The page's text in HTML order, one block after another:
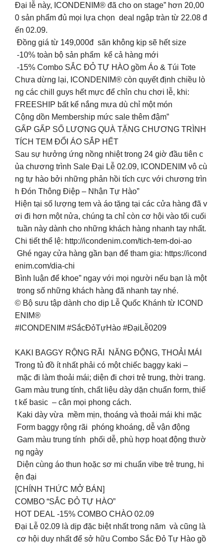
Đại lễ này, ICONDENIM® đã cho on stage” hơn 20,00
0 sản phẩm đủ mọi lựa chọn deal ngập tràn từ 22.08 đ
ến 02.09.
Đồng giá từ 149,000đ săn không kịp sẽ hết size
-10% toàn bộ sản phẩm kể cả hàng mới
-15% Combo SẮC ĐỎ TỰ HÀO gồm Áo & Túi Tote
Chưa dừng lại, ICONDENIM® còn quyết định chiều lò
ng các chill guys hết mực để chỉn chu chơi lễ, khi:
FREESHIP bất kể nắng mưa dù chỉ một món
Cộng dồn Membership mức sale thêm đậm”
GẤP GẤP SỐ LƯỢNG QUÀ TẶNG CHƯƠNG TRÌNH
TÍCH TEM ĐỔI ÁO SẮP HẾT
Sau sự hưởng ứng nồng nhiệt trong 24 giờ đầu tiên c
ủa chương trình Sale Đại Lễ 02.09, ICONDENIM vô cù
ng tự hào bởi những phản hồi tích cực với chương trìn
h Đón Thông Điệp – Nhận Tự Hào”
Hiện tại số lượng tem và áo tặng tại các cửa hàng đã v
ơi đi hơn một nửa, chúng ta chỉ còn cơ hội vào tối cuối
tuần này dành cho những khách hàng nhanh tay nhất.
Chi tiết thể lệ: http://icondenim.com/tich-tem-doi-ao
Ghé ngay cửa hàng gần bạn để tham gia: https://icond
enim.com/dia-chi
Bình luận để khoe” ngay với mọi người nếu bạn là một
trong số những khách hàng đã nhanh tay nhé.
© Bộ sưu tập dành cho dịp Lễ Quốc Khánh từ ICOND
ENIM®
#ICONDENIM #SắcĐỏTựHào #ĐạiLễ0209
KAKI BAGGY RỘNG RÃI NĂNG ĐỘNG, THOẢI MÁI
Trong tủ đồ ít nhất phải có một chiếc baggy kaki –
mặc đi làm thoải mái; diện đi chơi trẻ trung, thời trang.
Gam màu trung tính, chất liệu dày dặn chuẩn form, thiế
t kế basic – cân mọi phong cách.
️ Kaki dày vừa mềm mịn, thoáng và thoải mái khi mặc
️ Form baggy rộng rãi phóng khoáng, dễ vận động
️ Gam màu trung tính phối dễ, phù hợp hoạt động thườ
ng ngày
️ Diện cùng áo thun hoặc sơ mi chuẩn vibe trẻ trung, hi
ện đại
[CHÍNH THỨC MỞ BÁN]
COMBO “SẮC ĐỎ TỰ HÀO”
HOT DEAL -15% COMBO CHÀO 02.09
Đại Lễ 02.09 là dịp đặc biệt nhất trong năm và cũng là
cơ hội duy nhất để sở hữu Combo Sắc Đỏ Tự Hào gồ